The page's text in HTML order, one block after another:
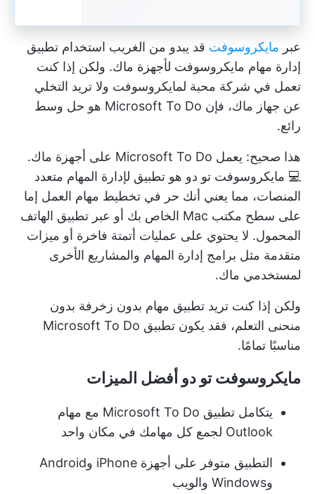
عبر مايكروسوفت قد يبدو من الغريب استخدام تطبيق
إدارة مهام مايكروسوفت لأجهزة ماك. ولكن إذا كنت
تعمل في شركة محبة لمايكروسوفت ولا تريد التخلي
عن جهاز ماك، فإن Microsoft To Do هو حل وسط
رائع.
هذا صحيح: يعمل Microsoft To Do على أجهزة ماك.
💻 مايكروسوفت تو دو هو تطبيق لإدارة المهام متعدد
المنصات، مما يعني أنك حر في تخطيط مهام العمل إما
على سطح مكتب Mac الخاص بك أو عبر تطبيق الهاتف
المحمول. لا يحتوي على عمليات أتمتة فاخرة أو ميزات
متقدمة مثل برامج إدارة المهام والمشاريع الأخرى
لمستخدمي ماك.
ولكن إذا كنت تريد تطبيق مهام بدون زخرفة بدون
منحنى التعلم، فقد يكون تطبيق Microsoft To Do
مناسبًا تمامًا.
مايكروسوفت تو دو أفضل الميزات
يتكامل تطبيق Microsoft To Do مع مهام
Outlook لجمع كل مهامك في مكان واحد
التطبيق متوفر على أجهزة iPhone وAndroid
وWindows والويب